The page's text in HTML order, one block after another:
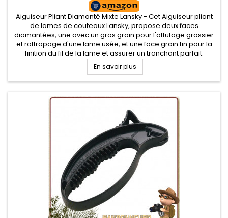
Aiguiseur Pliant Diamanté Mixte Lansky - Cet Aiguiseur pliant
de lames de couteaux Lansky, propose deux faces
diamantées, une avec un gros grain pour l'affutage grossier
et rattrapage d'une lame usée, et une face grain fin pour la
finition du fil de la lame et assurer un tranchant parfait.
En savoir plus